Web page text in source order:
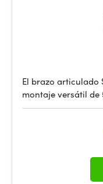
El brazo articulado
montaje versátil de